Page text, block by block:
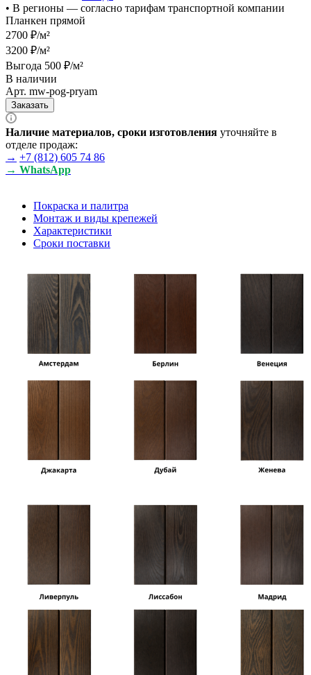
• В регионы — согласно тарифам транспортной компании
Планкен прямой
2700 ₽/м²
3200 ₽/м²
Выгода 500 ₽/м²
В наличии
Арт. mw-pog-pryam
Заказать
Наличие материалов, сроки изготовления уточняйте в
отделе продаж:
→ +7 (812) 605 74 86
→ WhatsApp
Покраска и палитра
Монтаж и виды крепежей
Характеристики
Сроки поставки